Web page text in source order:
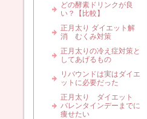
どの酵素ドリンクが良
い？【比較】
正月太り ダイエット解
消 むくみ対策
正月太りの冷え症対策と
してあげるもの
リバウンドは実はダイエ
ットに必要だった
正月太り ダイエット
バレンタインデーまでに
痩せたい